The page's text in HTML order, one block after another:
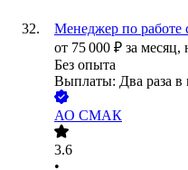
Менеджер по работе
от 75 000 ₽ за месяц,
Без опыта
Выплаты: Два раза в
АО СМАК
3.6
•